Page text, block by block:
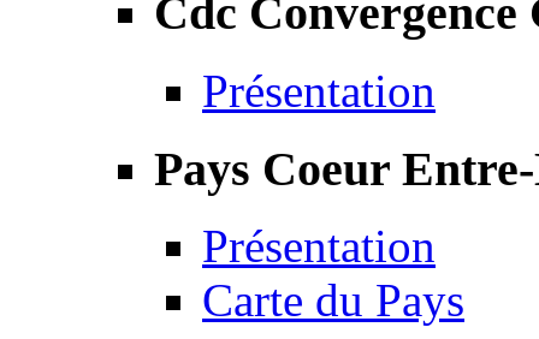
Cdc Convergence
Présentation
Pays Coeur
Présentation
Carte du Pays